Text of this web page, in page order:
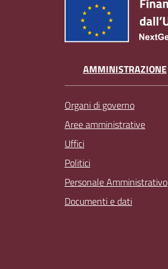
AMMINISTRAZIONE
Organi di governo
Aree amministrative
Uffici
Politici
Personale Amministrativo
Documenti e dati